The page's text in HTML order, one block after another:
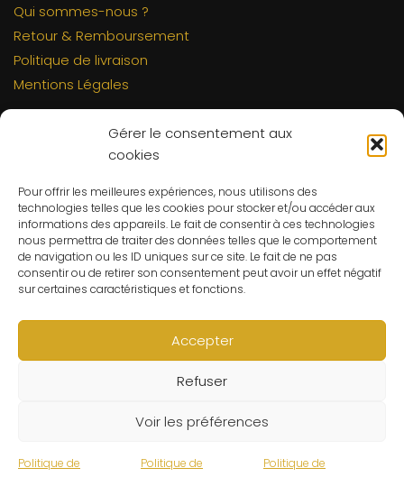
Gérer le consentement aux
cookies
Pour offrir les meilleures expériences, nous utilisons des
technologies telles que les cookies pour stocker et/ou accéder aux
informations des appareils. Le fait de consentir à ces technologies
nous permettra de traiter des données telles que le comportement
de navigation ou les ID uniques sur ce site. Le fait de ne pas
consentir ou de retirer son consentement peut avoir un effet négatif
sur certaines caractéristiques et fonctions.
Accepter
Refuser
Voir les préférences
Politique de Politique de Politique de
Qui sommes-nous ?
Retour & Remboursement
Politique de livraison
Mentions Légales
Contact
C.G.V
Suivre ma commande
CONTACT
Un problème ? Une question ? Le Refuge du Sorcier™ est
à votre disposition 7j/7 et 24h/24.
Notre règle d’or ? Un client 100% satisfait.
© Le Refuge du Sorcier™